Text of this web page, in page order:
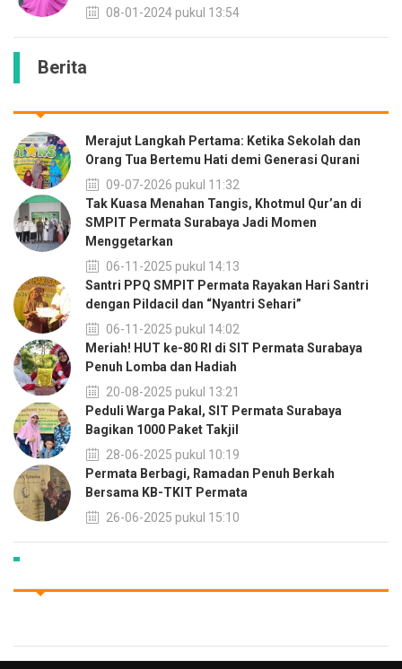
08-01-2024 pukul 13:54
Berita
Merajut Langkah Pertama: Ketika Sekolah dan
Orang Tua Bertemu Hati demi Generasi Qurani
09-07-2026 pukul 11:32
Tak Kuasa Menahan Tangis, Khotmul Qur’an di
SMPIT Permata Surabaya Jadi Momen
Menggetarkan
06-11-2025 pukul 14:13
Santri PPQ SMPIT Permata Rayakan Hari Santri
dengan Pildacil dan “Nyantri Sehari”
06-11-2025 pukul 14:02
Meriah! HUT ke-80 RI di SIT Permata Surabaya
Penuh Lomba dan Hadiah
20-08-2025 pukul 13:21
Peduli Warga Pakal, SIT Permata Surabaya
Bagikan 1000 Paket Takjil
28-06-2025 pukul 10:19
Permata Berbagi, Ramadan Penuh Berkah
Bersama KB-TKIT Permata
26-06-2025 pukul 15:10